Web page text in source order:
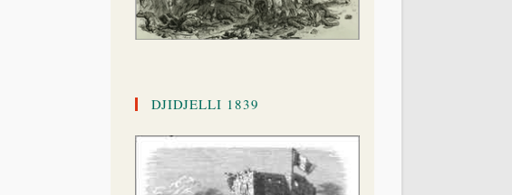
DJIDJELLI 1839